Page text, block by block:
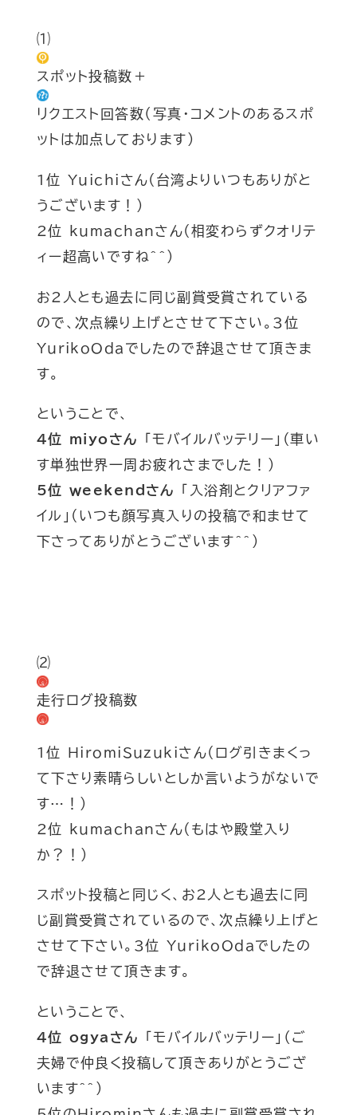
⑴
スポット投稿数＋
リクエスト回答数（写真・コメントのあるスポ
ットは加点しております）
1位 Yuichiさん(台湾よりいつもありがと
うございます ！
)
2位 kumachanさん(相変わらずクオリテ
ィー超高いですね^^)
お2人とも過去に同じ副賞受賞されている
ので、次点繰り上げとさせて下さい。3位
YurikoOdaでしたので辞退させて頂きま
す。
ということで、
4位 miyoさん 「モバイルバッテリー」 (車い
す単独世界一周お疲れさまでした！
)
5位 weekendさん
「入浴剤とクリアファ
イル」 ( いつも顔写真入りの投稿で和ませて
下さってありがとうございます^^)
⑵
走行ログ投稿数
1位 HiromiSuzukiさん(ログ引きまくっ
て下さり素晴らしいとしか言いようがないで
す… ！
)
2位 kumachanさん(もはや殿堂入り
か？
！ )
スポット投稿と同じく、お2人とも過去に同
じ副賞受賞されているので、次点繰り上げと
させて下さい。3位 YurikoOdaでしたの
で辞退させて頂きます。
ということで、
4位 ogyaさん 「モバイルバッテリー」 （ご
夫婦で仲良く投稿して頂きありがとうござ
います^^ ）